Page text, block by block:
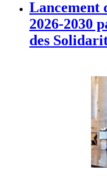
Lancement
2026-2030
des